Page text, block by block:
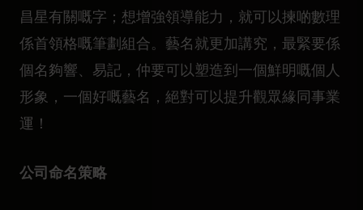
昌星有關嘅字；想增強領導能力，就可以揀啲數理
係首領格嘅筆劃組合。藝名就更加講究，最緊要係
個名夠響、易記，仲要可以塑造到一個鮮明嘅個人
形象，一個好嘅藝名，絕對可以提升觀眾緣同事業
運！
公司命名策略